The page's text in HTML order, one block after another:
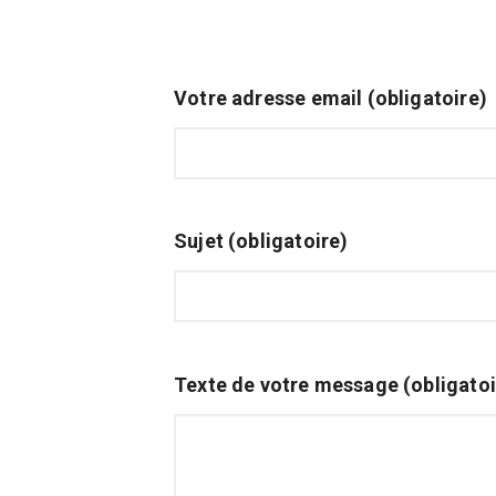
Votre adresse email (obligatoire)
Sujet (obligatoire)
Texte de votre message